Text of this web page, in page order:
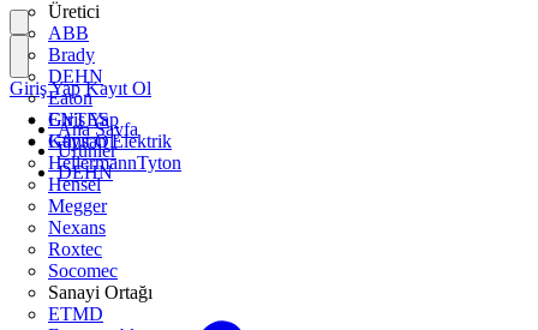
Üretici
ABB
Brady
DEHN
Eaton
ENTES
Günsan Elektrik
HellermannTyton
Hensel
Megger
Nexans
Roxtec
Socomec
Sanayi Ortağı
ETMD
Giriş Yap
Kayıt Ol
Giriş Yap Kayıt Ol
Ana Sayfa
Ürünler
DEHN